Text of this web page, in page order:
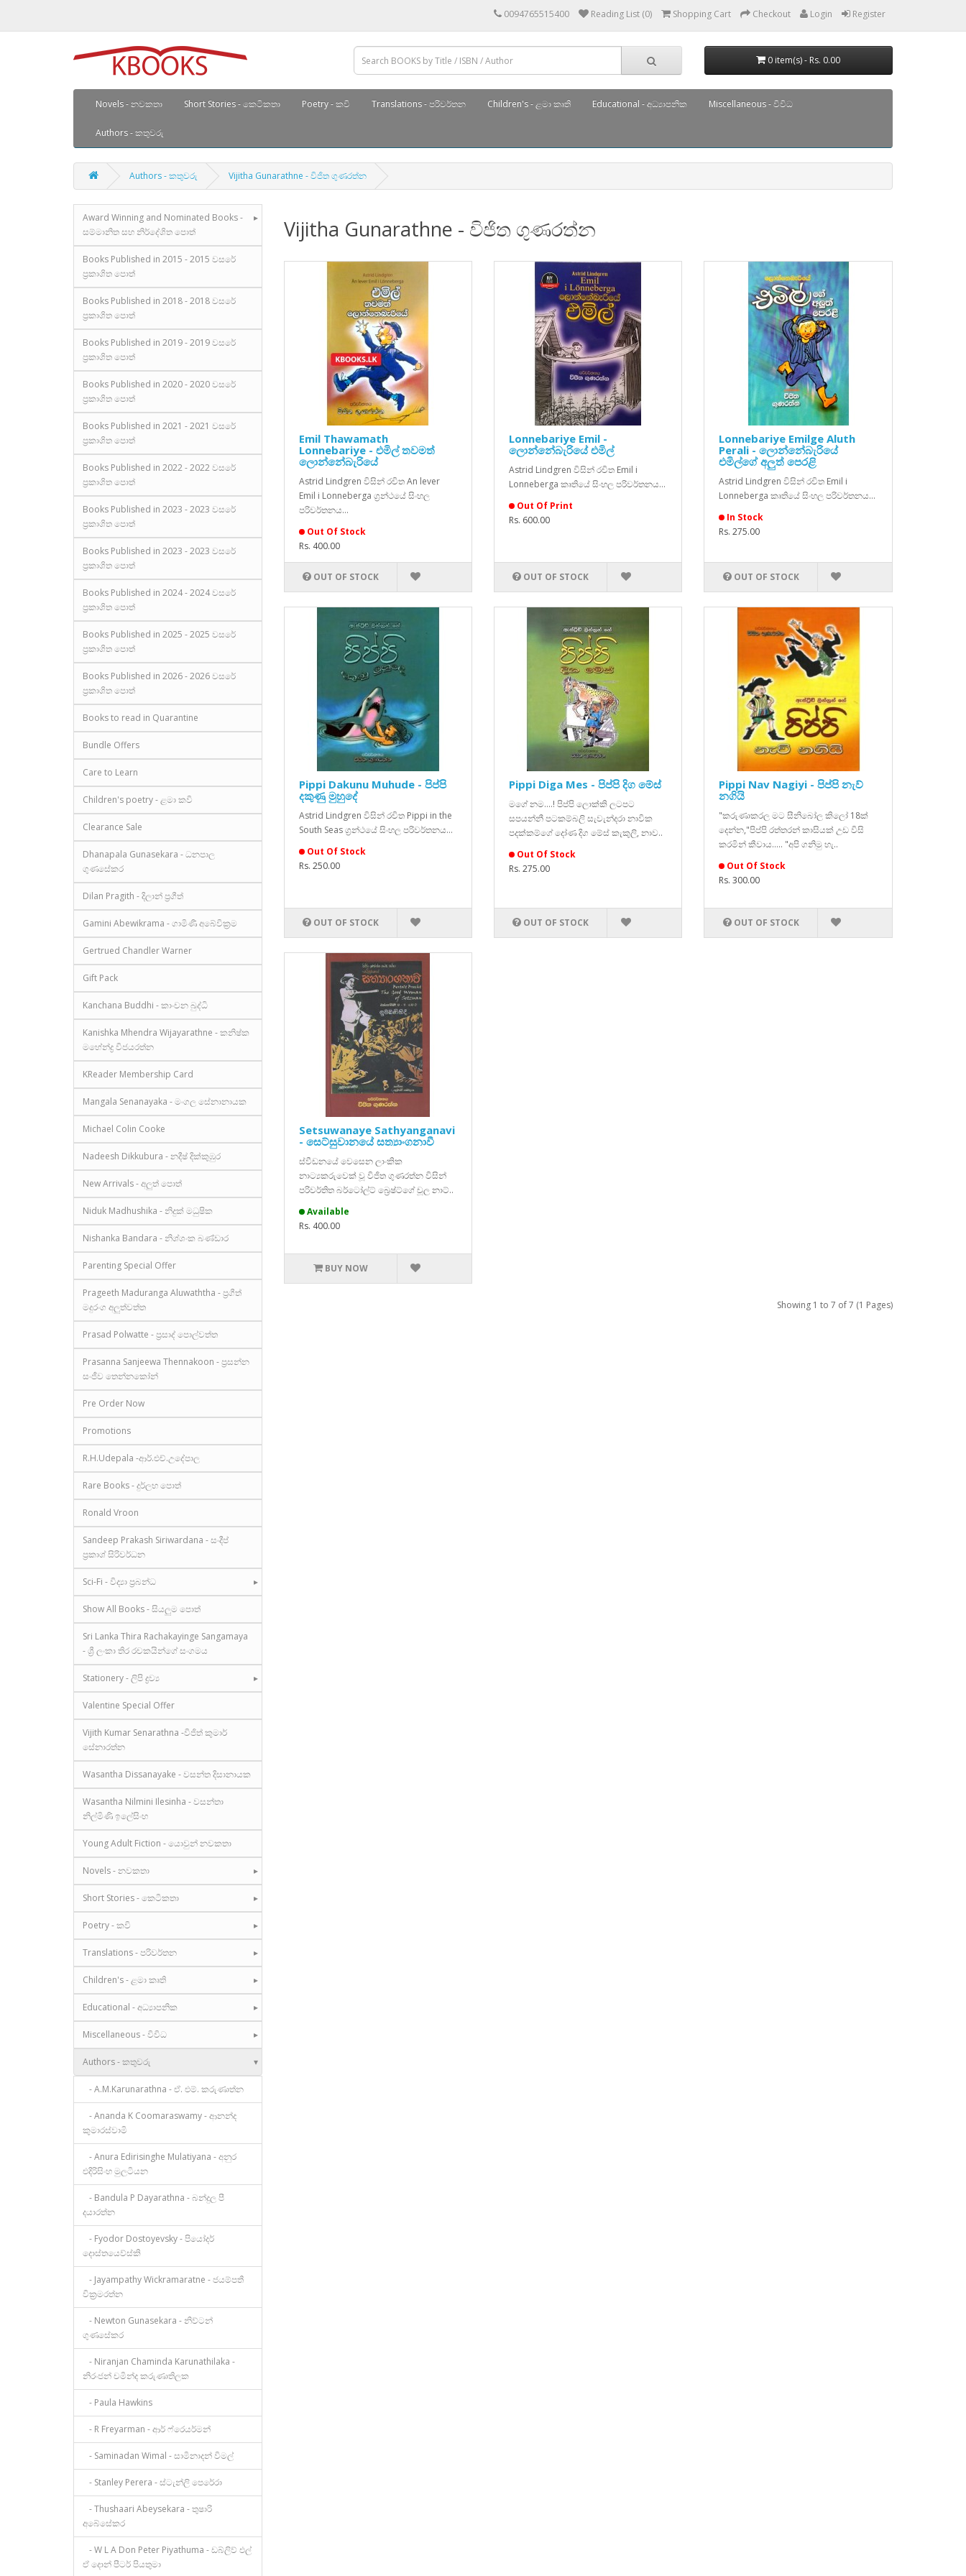
0094765515400 Reading List (0) Shopping Cart Checkout Login Register
0 item(s) - Rs. 0.00
Novels - නවකතා Short Stories - කෙටිකතා Poetry - කවි Translations - පරිවර්තන Children's - ළමා කෘති Educational - අධ්‍යාපනික Miscellaneous - විවිධ
Authors - කතුවරු
Authors - කතුවරු Vijitha Gunarathne - විජිත ගුණරත්න
Award Winning and Nominated Books -
සම්මානිත සහ නිර්දේශිත පොත්
Books Published in 2015 - 2015 වසරේ
ප්‍රකාශිත පොත්
Books Published in 2018 - 2018 වසරේ
ප්‍රකාශිත පොත්
Books Published in 2019 - 2019 වසරේ
ප්‍රකාශිත පොත්
Books Published in 2020 - 2020 වසරේ
ප්‍රකාශිත පොත්
Books Published in 2021 - 2021 වසරේ
ප්‍රකාශිත පොත්
Books Published in 2022 - 2022 වසරේ
ප්‍රකාශිත පොත්
Books Published in 2023 - 2023 වසරේ
ප්‍රකාශිත පොත්
Books Published in 2023 - 2023 වසරේ
ප්‍රකාශිත පොත්
Books Published in 2024 - 2024 වසරේ
ප්‍රකාශිත පොත්
Books Published in 2025 - 2025 වසරේ
ප්‍රකාශිත පොත්
Books Published in 2026 - 2026 වසරේ
ප්‍රකාශිත පොත්
Books to read in Quarantine
Bundle Offers
Care to Learn
Children's poetry - ළමා කවි
Clearance Sale
Dhanapala Gunasekara - ධනපාල
ගුණසේකර
Dilan Pragith - දිලාන් ප්‍රගීත්
Gamini Abewikrama - ගාමිණී අබේවික්‍රම
Gertrued Chandler Warner
Gift Pack
Kanchana Buddhi - කාංචන බුද්ධි
Kanishka Mhendra Wijayarathne - කනිෂ්ක
මහේන්ද්‍ර විජයරත්න
KReader Membership Card
Mangala Senanayaka - මංගල සේනානායක
Michael Colin Cooke
Nadeesh Dikkubura - නදීෂ් දික්කුඹුර
New Arrivals - අලුත් පොත්
Niduk Madhushika - නිදුක් මධුෂික
Nishanka Bandara - නිශ්ශංක බණ්ඩාර
Parenting Special Offer
Prageeth Maduranga Aluwaththa - ප්‍රගීත්
මදුරංග අලුත්වත්ත
Prasad Polwatte - ප්‍රසාද් පොල්වත්ත
Prasanna Sanjeewa Thennakoon - ප්‍රසන්න
සංජීව තෙන්නකෝන්
Pre Order Now
Promotions
R.H.Udepala -ආර්.එච්.උදේපාල
Rare Books - දුර්ලභ පොත්
Ronald Vroon
Sandeep Prakash Siriwardana - සංදීප්
ප්‍රකාශ් සිරිවර්ධන
Sci-Fi - විද්‍යා ප්‍රබන්ධ
Show All Books - සියලුම පොත්
Sri Lanka Thira Rachakayinge Sangamaya
- ශ්‍රී ලංකා තිර රචකයින්ගේ සංගමය
Stationery - ලිපි ද්‍රව්‍ය
Valentine Special Offer
Vijith Kumar Senarathna -විජිත් කුමාර්
සේනාරත්න
Wasantha Dissanayake - වසන්ත දිසානායක
Wasantha Nilmini Ilesinha - වසන්තා
නිල්මිණි ඉලේසිංහ
Young Adult Fiction - යොවුන් නවකතා
Novels - නවකතා
Short Stories - කෙටිකතා
Poetry - කවි
Translations - පරිවර්තන
Children's - ළමා කෘති
Educational - අධ්‍යාපනික
Miscellaneous - විවිධ
Authors - කතුවරු
- A.M.Karunarathna - ඒ. එම්. කරුණාත්න
- Ananda K Coomaraswamy - ආනන්ද
කුමාරස්වාමි
- Anura Edirisinghe Mulatiyana - අනුර
එදිරිසිංහ මුලටියන
- Bandula P Dayarathna - බන්දුල පී
දයාරත්න
- Fyodor Dostoyevsky - පියෝදර්
දොස්තයෙව්ස්කි
- Jayampathy Wickramaratne - ජයම්පතී
වික්‍රමරත්න
- Newton Gunasekara - නිව්ටන්
ගුණසේකර
- Niranjan Chaminda Karunathilaka -
නිරංජන් චමින්ද කරුණාතිලක
- Paula Hawkins
- R Freyarman - ආර් ෆ්රෙයර්මන්
- Saminadan Wimal - සාමිනාදන් විමල්
- Stanley Perera - ස්ටැන්ලි පෙරේරා
- Thushaari Abeysekara - තුෂාරි
අබේසේකර
- W L A Don Peter Piyathuma - ඩබ්ලිව් එල්
ඒ දොන් පීටර් පියතුමා
Vijitha Gunarathne - විජිත ගුණරත්න
Emil Thawamath
Lonnebariye - එමිල් තවමත්
ලොන්නේබැරියේ
Astrid Lindgren විසින් රචිත An lever
Emil i Lonneberga ග්‍රන්ථයේ සිංහල
පරිවර්තනය...
Out Of Stock
Rs. 400.00
OUT OF STOCK
Lonnebariye Emil -
ලොන්නේබැරියේ එමිල්
Astrid Lindgren විසින් රචිත Emil i
Lonneberga කෘතියේ සිංහල පරිවර්තනය...
Out Of Print
Rs. 600.00
OUT OF STOCK
Lonnebariye Emilge Aluth
Perali - ලොන්නේබැරියේ
එමිල්ගේ අලුත් පෙරළි
Astrid Lindgren විසින් රචිත Emil i
Lonneberga කෘතියේ සිංහල පරිවර්තනය...
In Stock
Rs. 275.00
OUT OF STOCK
Pippi Dakunu Muhude - පිප්පි
දකුණු මුහුදේ
Astrid Lindgren විසින් රචිත Pippi in the
South Seas ග්‍රන්ථයේ සිංහල පරිවර්තනය...
Out Of Stock
Rs. 250.00
OUT OF STOCK
Pippi Diga Mes - පිප්පි දිග මේස්
මගේ නම....! පිප්පි ලොක්කි ලටපට
සපයන්නී පටකම්බලි සැවැන්දරා නාවික
පදක්කම්ගේ දෝණ දිග මේස් කැකුලි, නාව..
Out Of Stock
Rs. 275.00
OUT OF STOCK
Pippi Nav Nagiyi - පිප්පි නැව්
නගියි
"කරුණාකරල මට සීනිබෝල කිලෝ 18ක්
දෙන්න,"පිප්පි රත්තරන් කාසියක් උඩ විසි
කරමින් කීවාය..... "අපි ගනිමු හැ..
Out Of Stock
Rs. 300.00
OUT OF STOCK
Setsuwanaye Sathyanganavi
- සෙට්සුවානයේ සත්‍යාංගනාවී
ස්වීඩනයේ වෙසෙන ලාංකික
නාට්‍යකරුවෙක් වූ විජිත ගුණරත්න විසින්
පරිවර්තිත බර්ටෝල්ට් බ්‍රෙෂ්ට්ගේ චූල නාට්..
Available
Rs. 400.00
BUY NOW
Showing 1 to 7 of 7 (1 Pages)